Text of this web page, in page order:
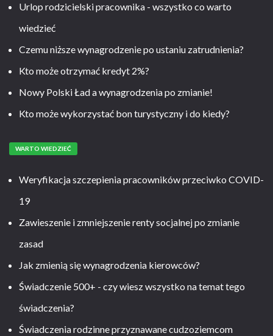
Urlop rodzicielski pracownika - wszystko co warto
wiedzieć
Czemu niższe wynagrodzenie po ustaniu zatrudnienia?
Kto może otrzymać kredyt 2%?
Nowy Polski Ład a wynagrodzenia po zmianie!
Kto może wykorzystać bon turystyczny i do kiedy?
WARTO WIEDZIEĆ
Weryfikacja szczepienia pracowników przeciwko COVID-
19
Zawieszenie i zmniejszenie renty socjalnej po zmianie
zasad
Jak zmienią się wynagrodzenia kierowców?
Świadczenie 500+ - czy wiesz wszystko na temat tego
świadczenia?
Świadczenia rodzinne przyznawane cudzoziemcom